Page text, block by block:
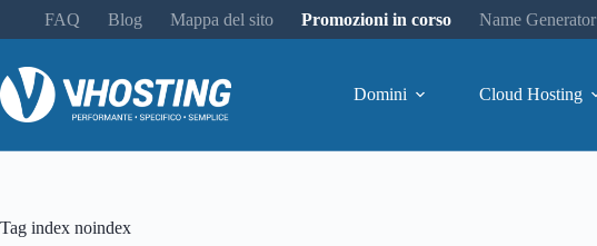
FAQ Blog Mappa del sito Promozioni in corso Name Generator
Domini Cloud Hosting
Tag index noindex